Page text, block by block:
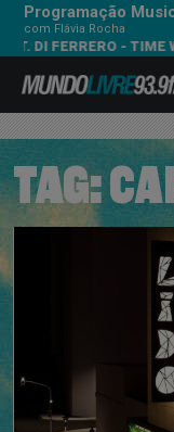
Programação
com Flávia Rocha
- TIME WON'T
TAG: